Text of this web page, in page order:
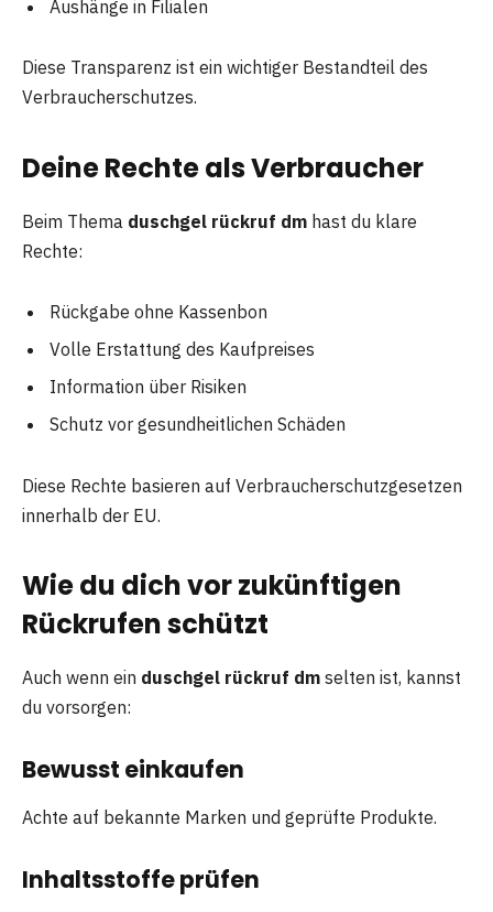
Aushänge in Filialen
Diese Transparenz ist ein wichtiger Bestandteil des
Verbraucherschutzes.
Deine Rechte als Verbraucher
Beim Thema duschgel rückruf dm hast du klare
Rechte:
Rückgabe ohne Kassenbon
Volle Erstattung des Kaufpreises
Information über Risiken
Schutz vor gesundheitlichen Schäden
Diese Rechte basieren auf Verbraucherschutzgesetzen
innerhalb der EU.
Wie du dich vor zukünftigen
Rückrufen schützt
Auch wenn ein duschgel rückruf dm selten ist, kannst
du vorsorgen:
Bewusst einkaufen
Achte auf bekannte Marken und geprüfte Produkte.
Inhaltsstoffe prüfen